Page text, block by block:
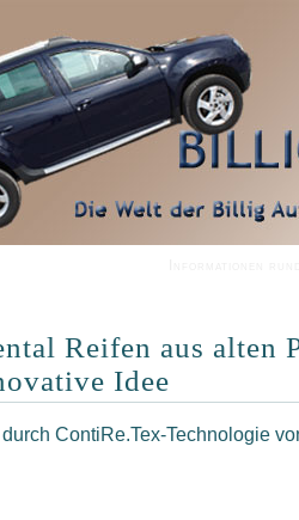
Reifen aus alten
Idee
durch ContiRe.Tex-Technologie